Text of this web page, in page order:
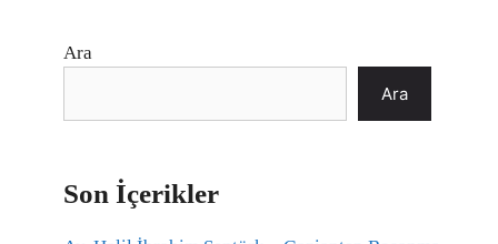
Ara
Ara
Son İçerikler